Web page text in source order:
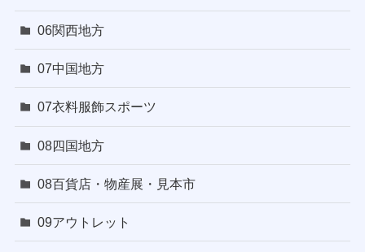
06関西地方
07中国地方
07衣料服飾スポーツ
08四国地方
08百貨店・物産展・見本市
09アウトレット